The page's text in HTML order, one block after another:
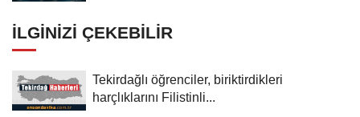
İLGINIZI ÇEKEBILIR
Tekirdağlı öğrenciler, biriktirdikleri
harçlıklarını Filistinli...